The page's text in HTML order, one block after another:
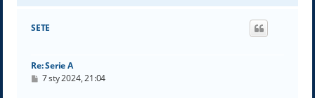
g
SETE
Re: Serie A
P7 sty 2024, 21:04